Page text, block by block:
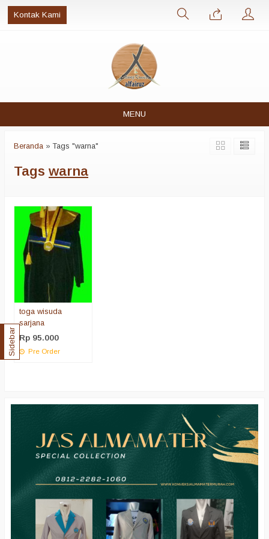
Kontak Kami
MENU
Beranda »Tags "warna"
Tags warna
toga wisuda
sarjana
Rp 95.000
Pre Order
Sidebar